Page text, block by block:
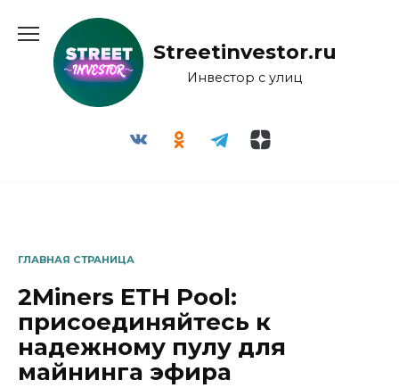
содержанию
Streetinvestor.ru
Инвестор с улиц
ГЛАВНАЯ СТРАНИЦА
2Miners ETH Pool:
присоединяйтесь к
надежному пулу для
майнинга эфира